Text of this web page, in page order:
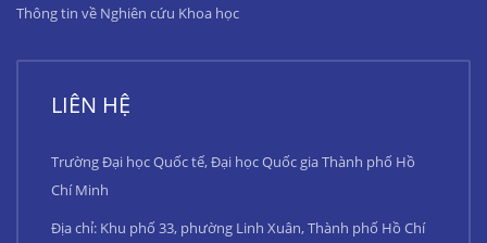
Thông tin về Nghiên cứu Khoa học
LIÊN HỆ
Trường Đại học Quốc tế, Đại học Quốc gia Thành phố Hồ
Chí Minh
Địa chỉ: Khu phố 33, phường Linh Xuân, Thành phố Hồ Chí